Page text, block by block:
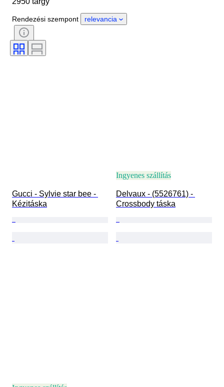
Nem
Tanúsítvány
Szín
Tartozékok mellékelve
Ráírt méret
Rendezési szempont relevancia
Gucci - Sylvie star bee -
Kézitáska
Ingyenes szállítás
Delvaux - (5526761) -
Crossbody táska